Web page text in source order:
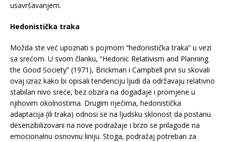
usavršavanjem.
Hedonistička traka
Možda ste već upoznati s pojmom “hedonistička traka” u vezi
sa srećom. U svom članku, “Hedonic Relativism and Planning
the Good Society” (1971), Brickman i Campbell prvi su skovali
ovaj izraz kako bi opisali tendenciju ljudi da održavaju relativno
stabilan nivo sreće, bez obzira na događaje i promjene u
njihovim okolnostima. Drugim riječima, hedonistička
adaptacija (ili traka) odnosi se na ljudsku sklonost da postanu
desenzibilizovani na nove podražaje i brzo se prilagode na
emocionalnu osnovnu liniju. Stoga, podražaj potreban za